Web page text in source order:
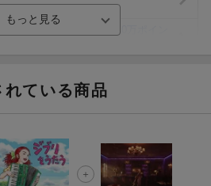
塚歌劇 宙組貸切公演ペアチケット
『鬼滅の刃』オリジナルきんちゃく
れている商品